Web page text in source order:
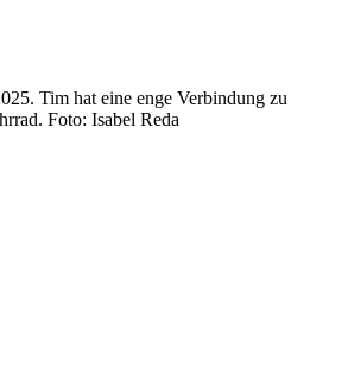
Tim hat eine enge Verbindung zu
Foto: Isabel Reda